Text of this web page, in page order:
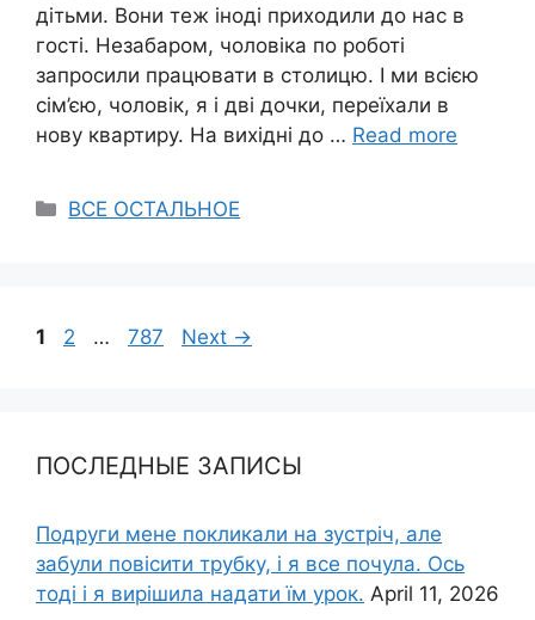
дітьми. Вони теж іноді приходили до нас в
гості. Незабаром, чоловіка по роботі
запросили працювати в столицю. І ми всією
сім’єю, чоловік, я і дві дочки, переїхали в
нову квартиру. На вихідні до … Read more
Categories
ВСЕ ОСТАЛЬНОЕ
Page
1 Page
2 … Page
787 Next →
ПОСЛЕДНЫЕ ЗАПИСЫ
Подруги мене покликали на зустріч, але
забули повісити трубку, і я все почула. Ось
тоді і я вирішила надати їм урок. April 11, 2026